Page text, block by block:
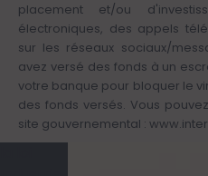
placement et/ou
électroniques, des appels
sur les réseaux sociaux/
avez versé des fonds à un
votre banque pour bloquer le
des fonds versés. Vous
site gouvernemental :
Actifs
cotés
Finance
responsable
Kiosque
Tout sur